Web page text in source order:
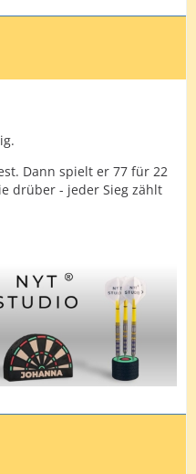
Dann spielt er 77 für 22
drüber - jeder Sieg zählt